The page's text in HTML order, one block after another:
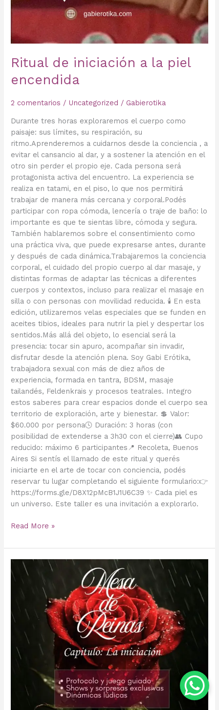
Ritual de iniciación a la piel
encendida
2 comentarios / Uncategorized /Gabierotika
Durante tres horas exploraremos el cuerpo como
paisaje: sus límites, su respiración, su
ritmo.Aprenderemos a cuidarnos desde la conciencia , a
evitar el cansancio al dar, y a sostener la atención en el
otro sin perder el propio eje. Cada persona será
protagonista activa del encuentro. La experiencia se
realiza en tatami, en el piso, lo que nos permitirá
trabajar de manera más cercana y corporal.Podés
participar con ropa cómoda, lencería o traje de baño: lo
importante es que te sientas libre, cómoda y segura.
También hablaremos sobre el consentimiento como
una práctica viva, que puede expresarse antes, durante
y después de cada dinámica.Trabajaremos la conciencia
corporal, el cuidado del propio cuerpo al dar masaje, y
distintas formas de adaptar las técnicas a diferentes
cuerpos y contextos, incluso para realizar el masaje en
silla o con personas con movilidad reducida. 🕯 En esta
edición, utilizaremos velas especiales que se funden en
aceites tibios, ideales para nutrir la piel y despertar los
sentidos.Más allá del objeto, lo esencial será la
presencia: tocar sin apuro, acompañar sin invadir,
disfrutar desde la atención plena. Soy Gabi Erótika,
trabajadora sexual con más de diez años de
experiencia, formada en tantra, BDSM, masaje
tailandés, Feldenkrais y procesos teatrales. Integro
estos saberes para crear espacios donde el cuerpo sea
territorio de exploración, arte y bienestar. 💲 Valor:
$60.000 por persona🕓 Duración: 3 horas (con
posibilidad de extenderse a 3h30 con el cierre)👥 Cupo
reducido: máximo 6 participantes📍 Recoleta, Buenos
Aires Si sentís el llamado de este ritual y querés
iniciarte en el arte de tocar con conciencia, podés
reservar tu lugar completando el siguiente formulario:👉
https://forms.gle/D8X12pMcB1J1U6C39 ✨ Cada piel es
un universo. Este taller es una invitación a explorarlo.
Read More »
Mesa
Reinas
–
Iniciación
💦